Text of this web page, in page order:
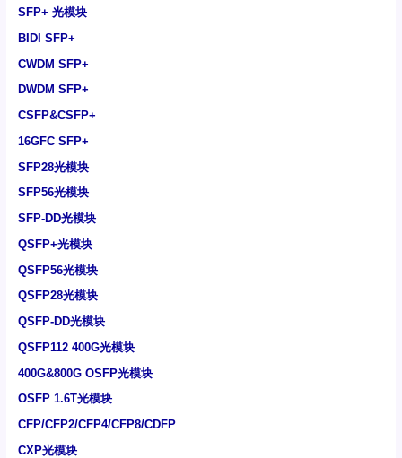
SFP+ 光模块
BIDI SFP+
CWDM SFP+
DWDM SFP+
CSFP&CSFP+
16GFC SFP+
SFP28光模块
SFP56光模块
SFP-DD光模块
QSFP+光模块
QSFP56光模块
QSFP28光模块
QSFP-DD光模块
QSFP112 400G光模块
400G&800G OSFP光模块
OSFP 1.6T光模块
CFP/CFP2/CFP4/CFP8/CDFP
CXP光模块